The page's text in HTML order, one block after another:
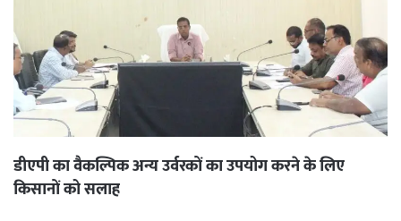
डीएपी का वैकल्पिक अन्य उर्वरकों का उपयोग करने के लिए
किसानों को सलाह